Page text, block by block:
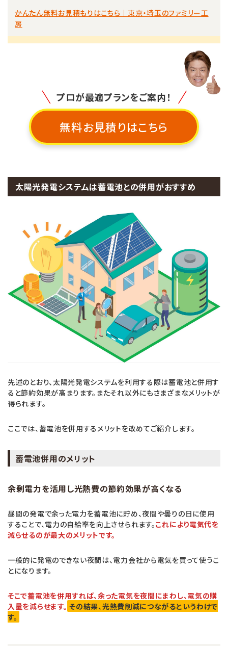
かんたん無料お見積もりはこちら｜東京・埼玉のファミリー工
房
プロが最適プランをご案内！
無料お見積りはこちら
太陽光発電システムは蓄電池との併用がおすすめ
先述のとおり、太陽光発電システムを利用する際は蓄電池と併用す
ると節約効果が高まります。またそれ以外にもさまざまなメリットが
得られます。
ここでは、蓄電池を併用するメリットを改めてご紹介します。
蓄電池併用のメリット
余剰電力を活用し光熱費の節約効果が高くなる
昼間の発電で余った電力を蓄電池に貯め、夜間や曇りの日に使用
することで、電力の自給率を向上させられます。これにより電気代を
減らせるのが最大のメリットです。
一般的に発電のできない夜間は、電力会社から電気を買って使うこ
とになります。
そこで蓄電池を併用すれば、余った電気を夜間にまわし、電気の購
入量を減らせます。 その結果、光熱費削減につながるというわけで
す。